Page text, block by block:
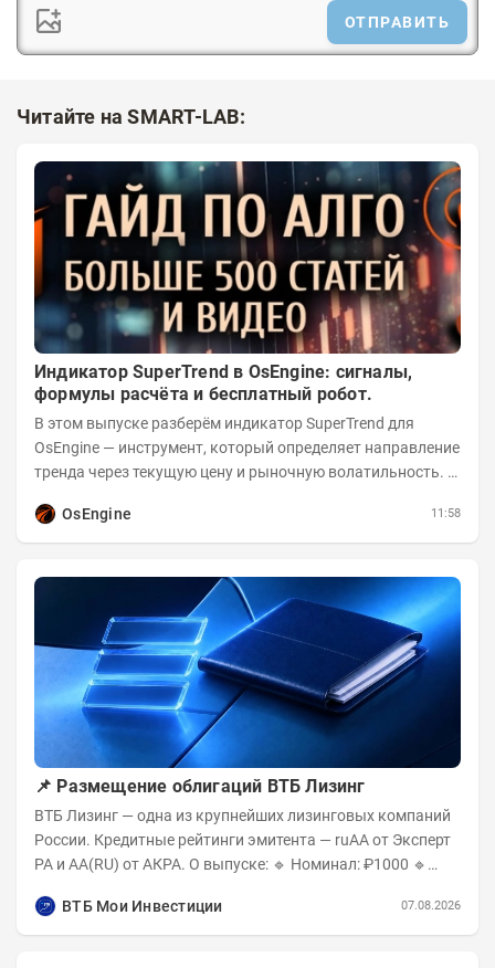
ОТПРАВИТЬ
Читайте на SMART-LAB:
Индикатор SuperTrend в OsEngine: сигналы,
формулы расчёта и бесплатный робот.
В этом выпуске разберём индикатор SuperTrend для
OsEngine — инструмент, который определяет направление
тренда через текущую цену и рыночную волатильность. В
OsEngine
11:58
📌 Размещение облигаций ВТБ Лизинг
ВТБ Лизинг — одна из крупнейших лизинговых компаний
России. Кредитные рейтинги эмитента — ruAA от Эксперт
РА и AA(RU) от АКРА. О выпуске: 🔹 Номинал: ₽1000 🔹
ВТБ Мои Инвестиции
07.08.2026